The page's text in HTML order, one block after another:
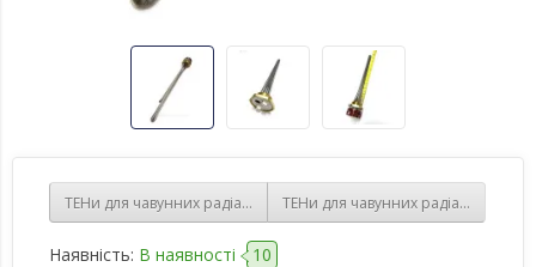
ТЕНи для чавунних радіаторів 1000 ват з терморегулятором, з
ТЕНи для чавунних радіаторів
Наявність: В наявності
10